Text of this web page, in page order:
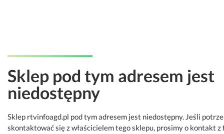
Sklep pod tym adresem jest
niedostępny
Sklep rtvinfoagd.pl pod tym adresem jest niedostępny. Jeśli
skontaktować się z właścicielem tego sklepu, prosimy o kontakt z